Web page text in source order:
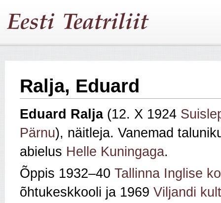
Ralja, Eduard
Eduard Ralja(12. X 1924
Pärnu), näitleja. Vanemad
abielus Helle Kuningaga.
Õppis 1932–40 Tallinna Inglise
õhtukeskkooli ja 1969 Viljandi